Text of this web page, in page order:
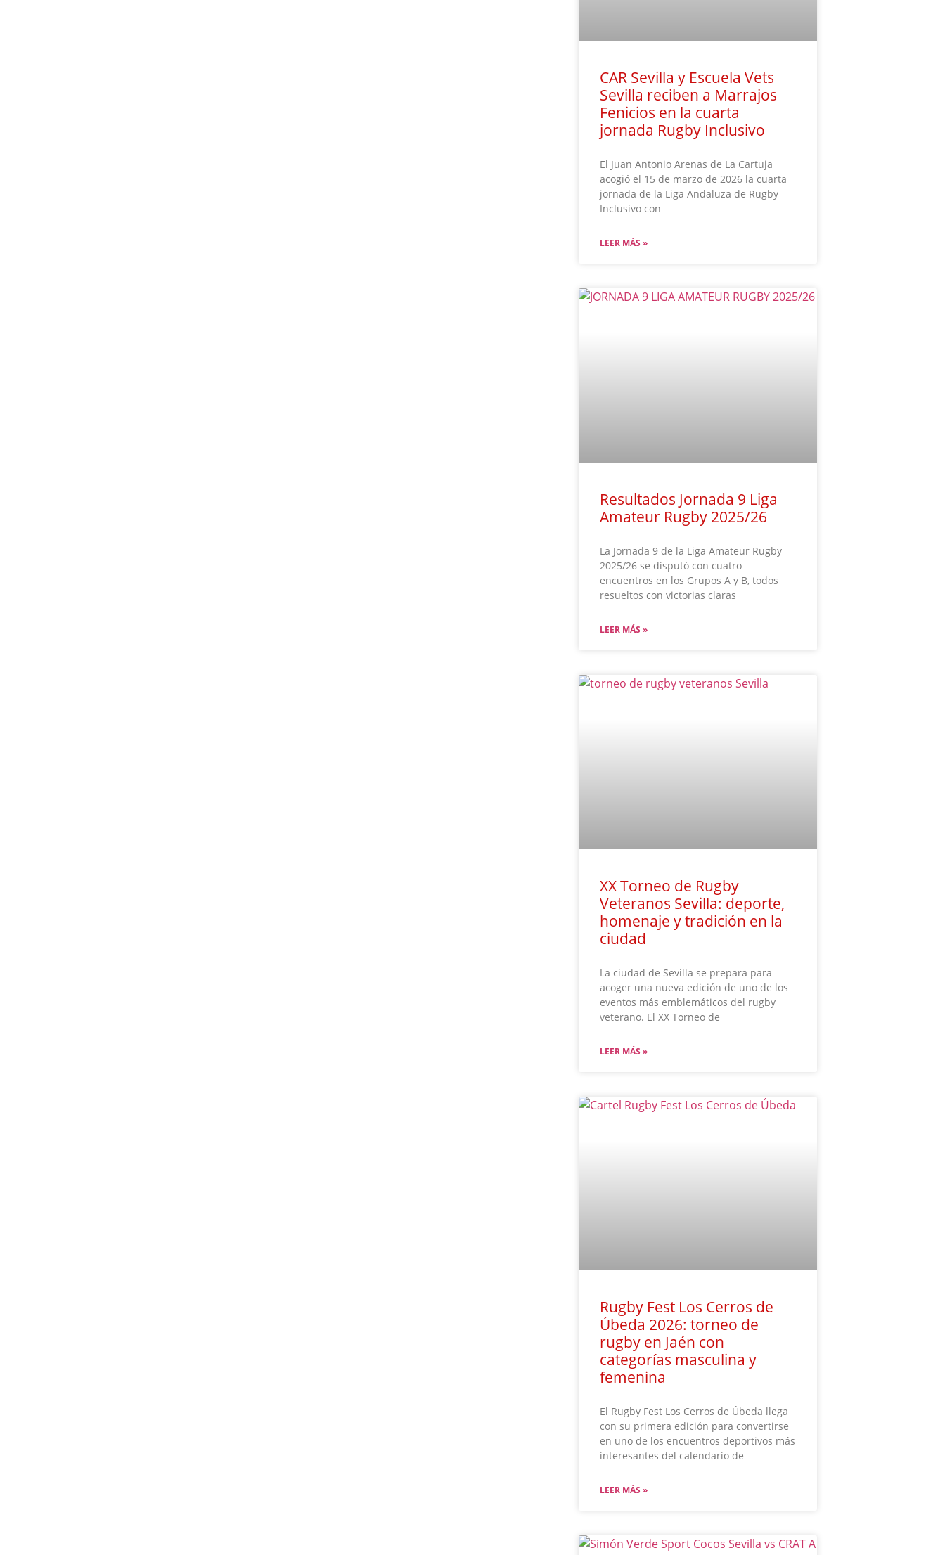
CAR Sevilla y Escuela Vets
Sevilla reciben a Marrajos
Fenicios en la cuarta
jornada Rugby Inclusivo
El Juan Antonio Arenas de La Cartuja
acogió el 15 de marzo de 2026 la cuarta
jornada de la Liga Andaluza de Rugby
Inclusivo con
LEER MÁS »
Resultados Jornada 9 Liga
Amateur Rugby 2025/26
La Jornada 9 de la Liga Amateur Rugby
2025/26 se disputó con cuatro
encuentros en los Grupos A y B, todos
resueltos con victorias claras
LEER MÁS »
XX Torneo de Rugby
Veteranos Sevilla: deporte,
homenaje y tradición en la
ciudad
La ciudad de Sevilla se prepara para
acoger una nueva edición de uno de los
eventos más emblemáticos del rugby
veterano. El XX Torneo de
LEER MÁS »
Rugby Fest Los Cerros de
Úbeda 2026: torneo de
rugby en Jaén con
categorías masculina y
femenina
El Rugby Fest Los Cerros de Úbeda llega
con su primera edición para convertirse
en uno de los encuentros deportivos más
interesantes del calendario de
LEER MÁS »